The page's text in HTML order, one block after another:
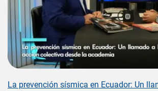
La prevención sísmica en Ecuador: Un